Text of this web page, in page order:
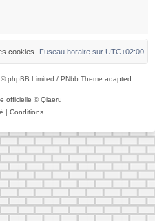
Fuseau horaire sur UTC+02:00
cookies
phpBB Limited / PNbb Theme adapted
officielle ©Qiaeru
| Conditions